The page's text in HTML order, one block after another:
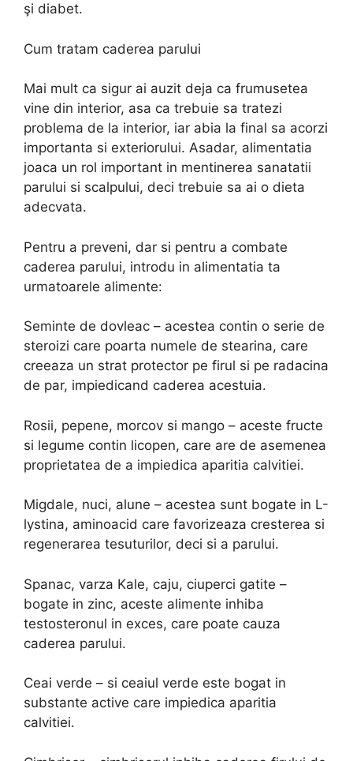
şi diabet.
Cum tratam caderea parului
Mai mult ca sigur ai auzit deja ca frumusetea
vine din interior, asa ca trebuie sa tratezi
problema de la interior, iar abia la final sa acorzi
importanta si exteriorului. Asadar, alimentatia
joaca un rol important in mentinerea sanatatii
parului si scalpului, deci trebuie sa ai o dieta
adecvata.
Pentru a preveni, dar si pentru a combate
caderea parului, introdu in alimentatia ta
urmatoarele alimente:
Seminte de dovleac – acestea contin o serie de
steroizi care poarta numele de stearina, care
creeaza un strat protector pe firul si pe radacina
de par, impiedicand caderea acestuia.
Rosii, pepene, morcov si mango – aceste fructe
si legume contin licopen, care are de asemenea
proprietatea de a impiedica aparitia calvitiei.
Migdale, nuci, alune – acestea sunt bogate in L-
lystina, aminoacid care favorizeaza cresterea si
regenerarea tesuturilor, deci si a parului.
Spanac, varza Kale, caju, ciuperci gatite –
bogate in zinc, aceste alimente inhiba
testosteronul in exces, care poate cauza
caderea parului.
Ceai verde – si ceaiul verde este bogat in
substante active care impiedica aparitia
calvitiei.